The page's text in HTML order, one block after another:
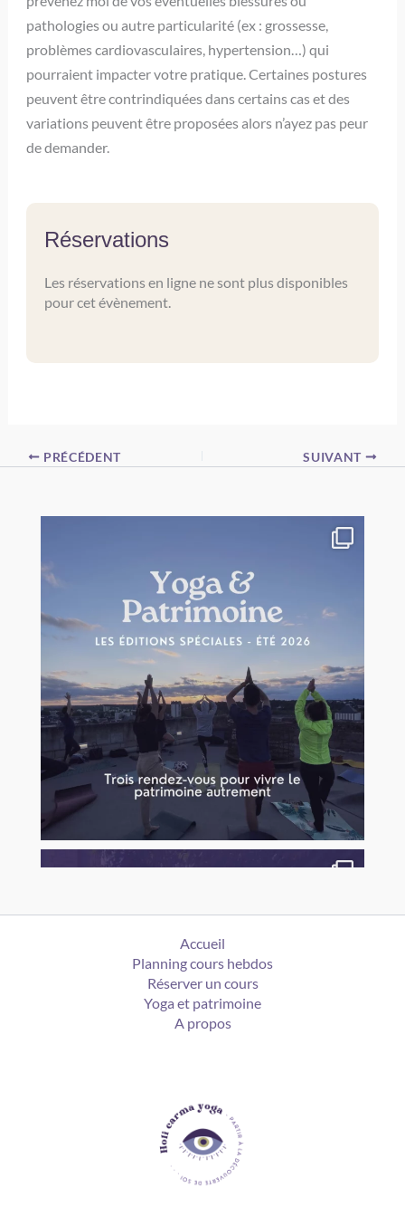
pathologies ou autre particularité (ex : grossesse,
problèmes cardiovasculaires, hypertension…) qui
pourraient impacter votre pratique. Certaines postures
peuvent être contrindiquées dans certains cas et des
variations peuvent être proposées alors n’ayez pas peur
de demander.
Réservations
Les réservations en ligne ne sont plus disponibles
pour cet évènement.
PRÉCÉDENT SUIVANT
Accueil
Planning cours hebdos
Réserver un cours
Yoga et patrimoine
A propos